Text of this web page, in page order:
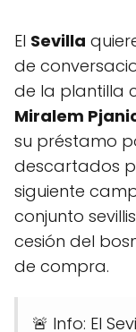
El Sevilla
de
de la plantilla
Miralem
su préstamo
descartados
siguiente
conjunto
cesión del
de compra.
🚨 Info: El